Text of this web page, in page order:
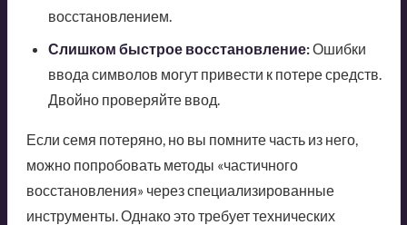
восстановлением.
Слишком быстрое восстановление:Ошибки
ввода символов могут привести к потере средств.
Двойно проверяйте ввод.
Если семя потеряно, но вы помните часть из него,
можно попробовать методы «частичного
восстановления» через специализированные
инструменты. Однако это требует технических